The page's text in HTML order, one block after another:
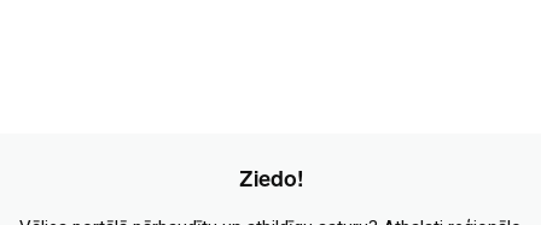
Ziedo!